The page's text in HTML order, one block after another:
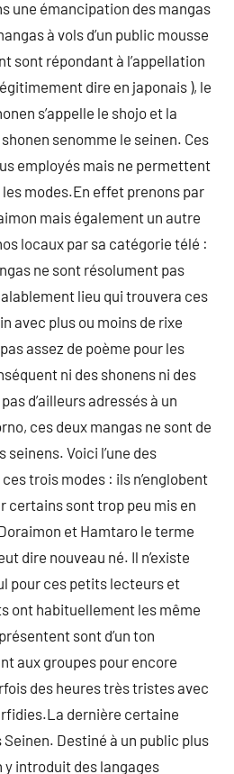
une émancipation des mangas
à vols d’un public mousse
sont répondant à l’appellation
dire en japonais ), le
s’appelle le shojo et la
senomme le seinen. Ces
employés mais ne permettent
modes.En effet prenons par
mais également un autre
locaux par sa catégorie télé :
ne sont résolument pas
lieu qui trouvera ces
avec plus ou moins de rixe
assez de poème pour les
ni des shonens ni des
d’ailleurs adressés à un
ces deux mangas ne sont de
seinens. Voici l’une des
trois modes : ils n’englobent
certains sont trop peu mis en
et Hamtaro le terme
dire nouveau né. Il n’existe
pour ces petits lecteurs et
ont habituellement les même
sont d’un ton
aux groupes pour encore
des heures très tristes avec
dernière certaine
Destiné à un public plus
y introduit des langages